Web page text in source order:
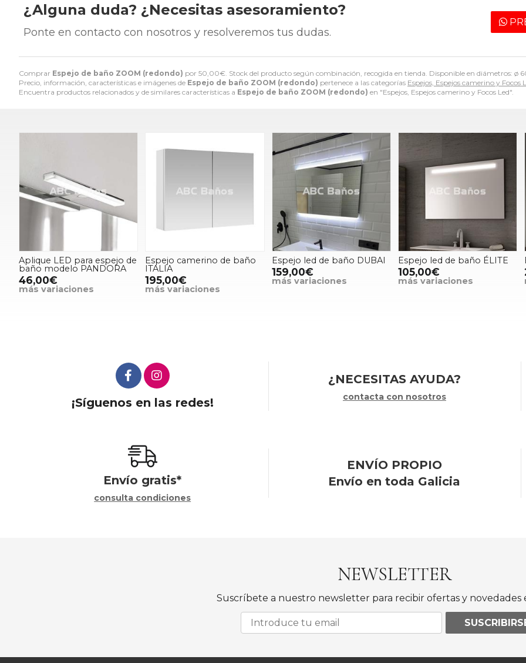
Comprar Espejo de baño ZOOM (redondo) por 50,00€ . Stock del producto según combinación, recogida en tienda. Disponible en diámetros: ø
Precio, información, características e imágenes de Espejo de baño ZOOM (redondo) pertenece a las categorías Espejos, Espejos camerino y Focos
Encuentra productos relacionados y de similares características a Espejo de baño ZOOM (redondo) en "Espejos, Espejos camerino y Focos Led".
¿Alguna duda? ¿Necesitas asesoramiento?
Ponte en contacto con nosotros y resolveremos tus dudas.
Aplique LED para espejo de
baño modelo PANDORA
46,00€
más variaciones
Espejo camerino de baño
ITALIA
195,00€
más variaciones
Espejo led de baño DUBAI
159,00€
más variaciones
Espejo led de baño ÉLITE
105,00€
más variaciones
¡Síguenos en las redes!
¿NECESITAS AYUDA?
contacta con nosotros
Envío gratis*
consulta condiciones
ENVÍO PROPIO
Envío en toda Galicia
NEWSLETTER
Suscríbete a nuestro newsletter para recibir ofertas y novedades